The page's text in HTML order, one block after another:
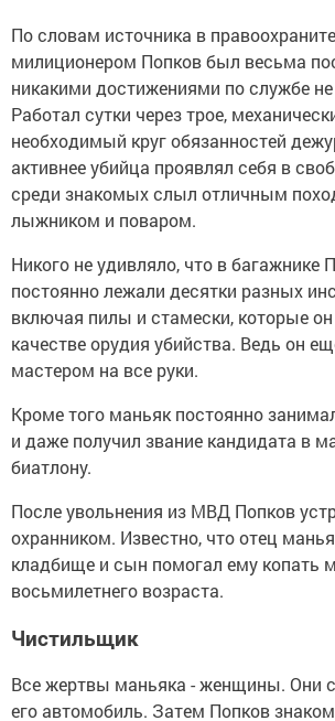
По словам источника в
милиционером Попков был весьма
никакими достижениями по службе
Работал сутки через трое,
необходимый круг обязанностей
активнее убийца проявлял себя в
среди знакомых слыл отличным
лыжником и поваром.
Никого не удивляло, что в багажнике
постоянно лежали десятки разных
включая пилы и стамески, которые
качестве орудия убийства. Ведь он
мастером на все руки.
Кроме того маньяк постоянно
и даже получил звание кандидата в
биатлону.
После увольнения из МВД Попков
охранником. Известно, что отец
кладбище и сын помогал ему копать
восьмилетнего возраста.
Чистильщик
Все жертвы маньяка - женщины. Они
его автомобиль. Затем Попков